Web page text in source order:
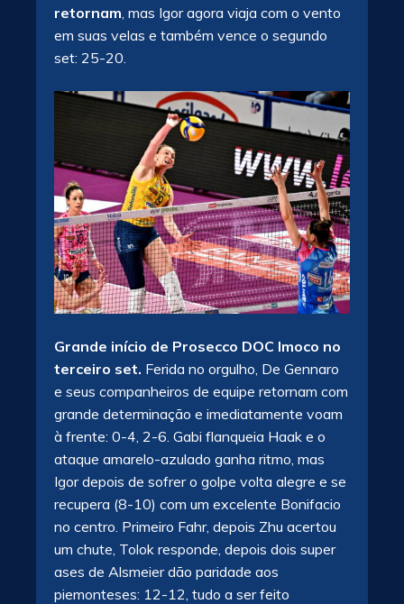
retornam , mas Igor agora viaja com o vento
em suas velas e também vence o segundo
set: 25-20.
Grande início de Prosecco DOC Imoco no
terceiro set. Ferida no orgulho, De Gennaro
e seus companheiros de equipe retornam com
grande determinação e imediatamente voam
à frente: 0-4, 2-6. Gabi flanqueia Haak e o
ataque amarelo-azulado ganha ritmo, mas
Igor depois de sofrer o golpe volta alegre e se
recupera (8-10) com um excelente Bonifacio
no centro. Primeiro Fahr, depois Zhu acertou
um chute, Tolok responde, depois dois super
ases de Alsmeier dão paridade aos
piemonteses: 12-12, tudo a ser feito